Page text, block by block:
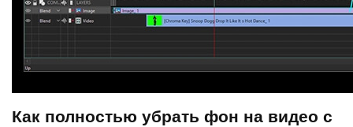
Как полностью убрать фон на видео с